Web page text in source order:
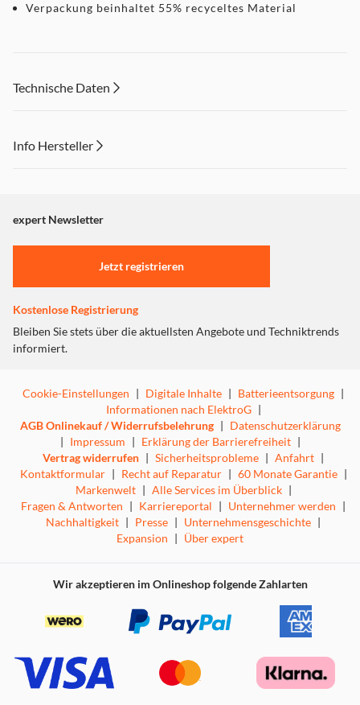
Verpackung beinhaltet 55% recyceltes Material
Technische Daten
Info Hersteller
"Marketing".
Einstellungen anpassen
expert Newsletter
Jetzt registrieren
Kostenlose Registrierung
Bleiben Sie stets über die aktuellsten Angebote und Techniktrends
informiert.
Cookie-Einstellungen | Digitale Inhalte | Batterieentsorgung |
Informationen nach ElektroG |
AGB Onlinekauf / Widerrufsbelehrung | Datenschutzerklärung
| Impressum | Erklärung der Barrierefreiheit |
Vertrag widerrufen | Sicherheitsprobleme | Anfahrt |
Kontaktformular | Recht auf Reparatur | 60 Monate Garantie |
Markenwelt | Alle Services im Überblick |
Fragen & Antworten | Karriereportal | Unternehmer werden |
Nachhaltigkeit | Presse | Unternehmensgeschichte |
Expansion | Über expert
Wir akzeptieren im Onlineshop folgende Zahlarten